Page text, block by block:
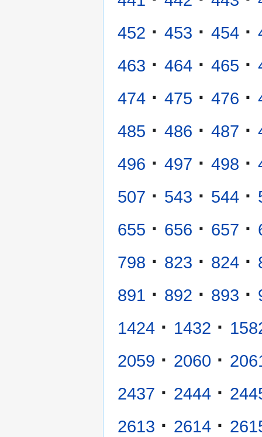
452 · 453 · 454 ·
463 · 464 · 465 ·
474 · 475 · 476 ·
485 · 486 · 487 ·
496 · 497 · 498 ·
507 · 543 · 544 ·
655 · 656 · 657 ·
798 · 823 · 824 ·
891 · 892 · 893 ·
1424 · 1432 ·
2059 · 2060 ·
2437 · 2444 ·
2613 · 2614 ·